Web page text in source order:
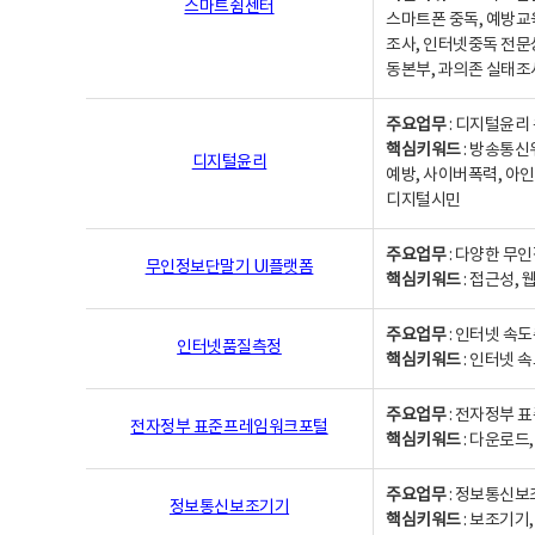
스마트쉼센터
스마트폰 중독, 예방
조사, 인터넷중독 전
동본부, 과의존 실태
디지털윤리
주요업무: 디지털윤리
핵심키워드: 방송통신
예방, 사이버폭력, 아
디지털시민
무인정보단말기 UI플랫폼
주요업무: 다양한 무
핵심키워드: 접근성,
인터넷품질측정
주요업무: 인터넷 속
핵심키워드: 인터넷
전자정부 표준프레임워크포털
주요업무: 전자정부
핵심키워드: 다운로드
정보통신보조기기
주요업무: 정보통신보
핵심키워드: 보조기기